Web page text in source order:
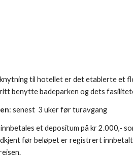
til hotellet er det etablerte et
benytte badeparken og dets
: senest  3 uker før turavgang
et depositum på kr 2.000,-
før beløpet er registrert